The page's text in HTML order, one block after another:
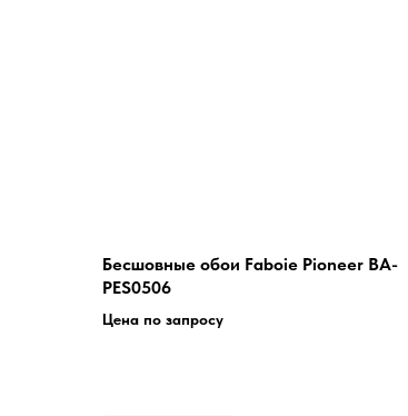
Бесшовные обои Faboie Pioneer BA-
PES0506
Цена по запросу